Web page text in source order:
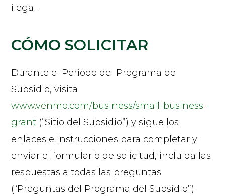
ilegal.
CÓMO SOLICITAR
Durante el Período del Programa de
Subsidio, visita
www.venmo.com/business/small-business-
grant (“Sitio del Subsidio”) y sigue los
enlaces e instrucciones para completar y
enviar el formulario de solicitud, incluida las
respuestas a todas las preguntas
(“Preguntas del Programa del Subsidio”).